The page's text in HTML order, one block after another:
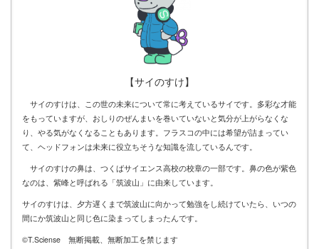
【サイのすけ】
サイのすけは、この世の未来について常に考えているサイです。多彩な才能
をもっていますが、おしりのぜんまいを巻いていないと気分が上がらなくな
り、やる気がなくなることもあります。フラスコの中には希望が詰まってい
て、ヘッドフォンは未来に役立ちそうな知識を流しているんです。
サイのすけの鼻は、つくばサイエンス高校の校章の一部です。鼻の色が紫色
なのは、紫峰と呼ばれる「筑波山」に由来しています。
サイのすけは、夕方遅くまで筑波山に向かって勉強をし続けていたら、いつの
間にか筑波山と同じ色に染まってしまったんです。
©T.Sciense 無断掲載、無断加工を禁じます